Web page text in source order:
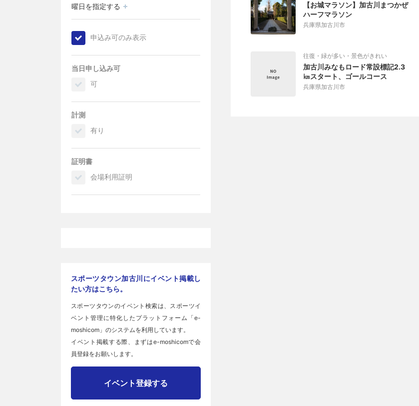
【お城マラソン】加古川まつかぜ
ハーフマラソン
兵庫県加古川市
往復・緑が多い・景色がきれい
加古川みなもロード常設標記2.3
㎞スタート、ゴールコース
兵庫県加古川市
曜日を指定する
申込み可のみ表示
当日申し込み可
可
計測
有り
証明書
会場利用証明
スポーツタウン加古川にイベント掲載し
たい方はこちら。
スポーツタウンのイベント検索は、スポーツイ
ベント管理に特化したプラットフォーム「e-
moshicom」のシステムを利用しています。
イベント掲載する際、まずはe-moshicomで会
員登録をお願いします。
イベント登録する